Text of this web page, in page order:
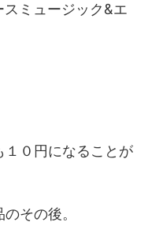
ミュージック&エ
１０円になることが
その後。